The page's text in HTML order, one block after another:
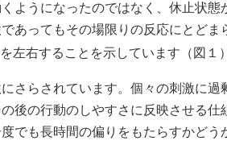
ようになったのではなく、休止状態
あってもその場限りの反応にとどま
左右することを示しています（図１
さらされています。個々の刺激に過
後の行動のしやすさに反映させる仕
でも長時間の偏りをもたらすかどう